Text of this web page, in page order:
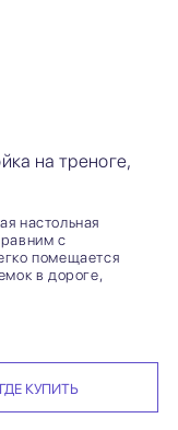
на треноге,
настольная
с
помещается
в дороге,
ГДЕ КУПИТЬ